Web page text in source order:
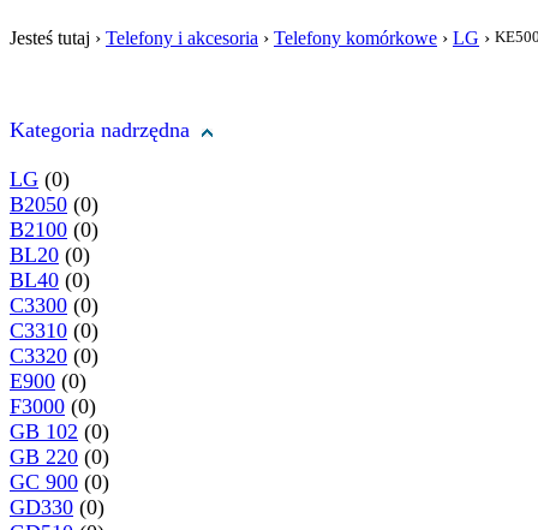
Jesteś tutaj › Telefony i akcesoria › Telefony komórkowe › LG ›
Kategoria nadrzędna
LG (0)
B2050 (0)
B2100 (0)
BL20 (0)
BL40 (0)
C3300 (0)
C3310 (0)
C3320 (0)
E900 (0)
F3000 (0)
GB 102 (0)
GB 220 (0)
GC 900 (0)
GD330 (0)